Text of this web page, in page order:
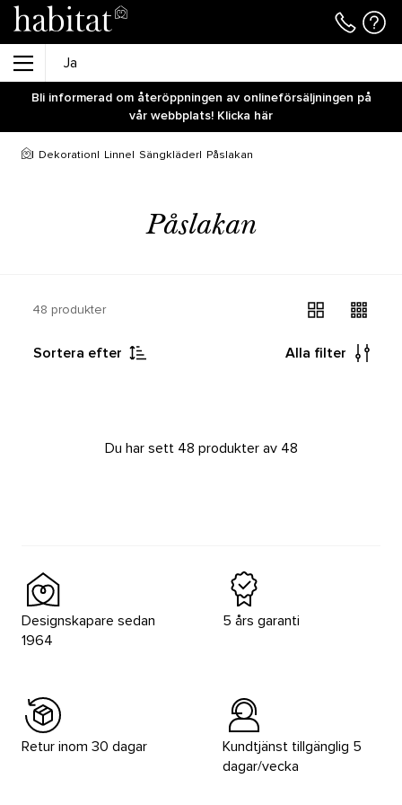
Bli informerad om återöppningen av onlineförsäljningen på
vår webbplats! Klicka här
Dekoration Linne Sängkläder Påslakan
Påslakan
48 produkter
Sortera efter Alla filter
Du har sett 48 produkter av 48
Designskapare sedan
1964
5 års garanti
Retur inom 30 dagar
Kundtjänst tillgänglig 5
dagar/vecka